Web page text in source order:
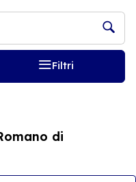
Filtri
di